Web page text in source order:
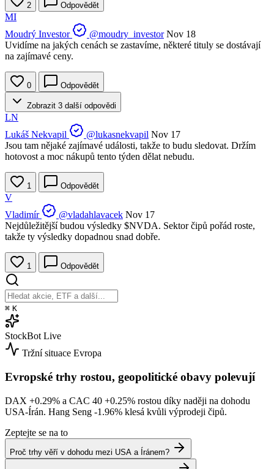
2 Odpovědět
MI
Moudrý Investor
@moudry_investor Nov 18
Uvidíme na jakých cenách se zastavíme, některé tituly se dostávají
na zajímavé ceny.
0 Odpovědět
Zobrazit 3 další odpovědi
LN
Lukáš Nekvapil
@lukasnekvapil Nov 17
Jsou tam nějaké zajímavé události, takže to budu sledovat. Držím
hotovost a moc nákupů tento týden dělat nebudu.
1 Odpovědět
V
Vladimír
@vladahlavacek Nov 17
Nejdůležitější budou výsledky $NVDA. Sektor čipů pořád roste,
takže ty výsledky dopadnou snad dobře.
1 Odpovědět
⌘ K
StockBot Live
Tržní situace Evropa
Evropské trhy rostou, geopolitické obavy polevují
DAX +0.29% a CAC 40 +0.25% rostou díky naději na dohodu
USA-Írán. Hang Seng -1.96% klesá kvůli výprodeji čipů.
Zeptejte se na to
Proč trhy věří v dohodu mezi USA a Íránem?